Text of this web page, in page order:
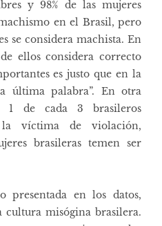
y 98% de las mujeres
en el Brasil, pero
se considera machista. En
ellos considera correcto
es justo que en la
última palabra”. En otra
1 de cada 3 brasileros
víctima de violación,
brasileras temen ser
presentada en los datos,
misógina brasilera.